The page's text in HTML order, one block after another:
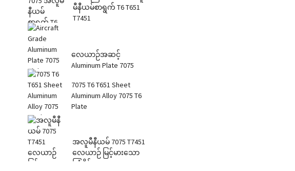
မီနီယမ်စာရွက် T6 T651
T7451
လေယာဉ်အဆင့်
Aluminum Plate 7075
7075 T6 T651 Sheet
Aluminum Alloy 7075 T6
Plate
အလူမီနီယမ် 7075 T7451
လေယာဉ် မြင့်မားသော
ကြံ့ခိုင်မှု 7075